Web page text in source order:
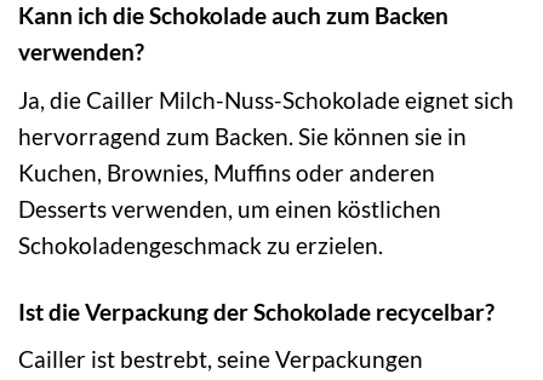
Kann ich die Schokolade auch zum Backen
verwenden?
Ja, die Cailler Milch-Nuss-Schokolade eignet sich
hervorragend zum Backen. Sie können sie in
Kuchen, Brownies, Muffins oder anderen
Desserts verwenden, um einen köstlichen
Schokoladengeschmack zu erzielen.
Ist die Verpackung der Schokolade recycelbar?
Cailler ist bestrebt, seine Verpackungen